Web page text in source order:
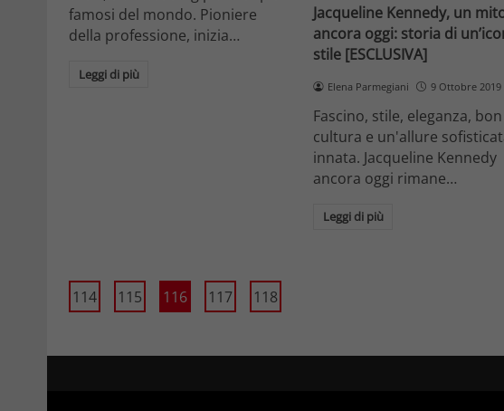
famosi del mondo. Pioniere
della professione, inizia…
Leggi di più
Jacqueline Kennedy, un
ancora oggi: storia di
stile [ESCLUSIVA]
Elena Parmegiani 9 Ottobre 2019
Fascino, stile, eleganza,
cultura e un'allure
innata. Jacqueline Kennedy
ancora oggi rimane…
Leggi di più
114 115 116 117 118